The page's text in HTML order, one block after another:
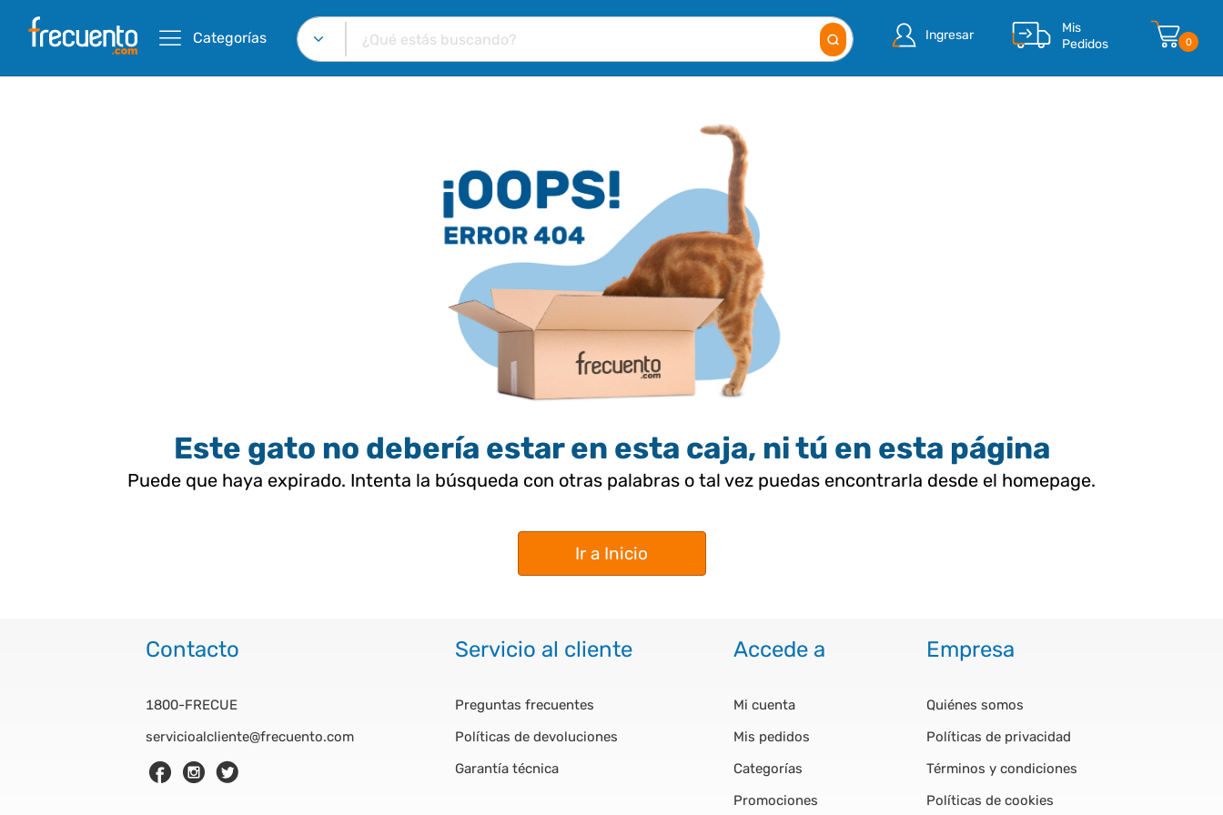
Categorías Ingresar
Mis
Pedidos
0
Este gato no debería estar en esta caja, ni tú en esta página
Puede que haya expirado. Intenta la búsqueda con otras palabras o tal vez puedas encontrarla desde el homepage.
Ir a Inicio
Contacto
1800-FRECUE
servicioalcliente@frecuento.com
Servicio al cliente
Preguntas frecuentes
Políticas de devoluciones
Garantía técnica
Accede a
Mi cuenta
Mis pedidos
Categorías
Promociones
Empresa
Quiénes somos
Políticas de privacidad
Términos y condiciones
Políticas de cookies